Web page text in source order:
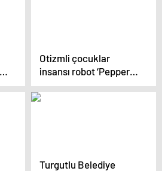
Otizmli çocuklar
insansı robot ‘Pepper’
ile öğrenecek
Turgutlu Belediye